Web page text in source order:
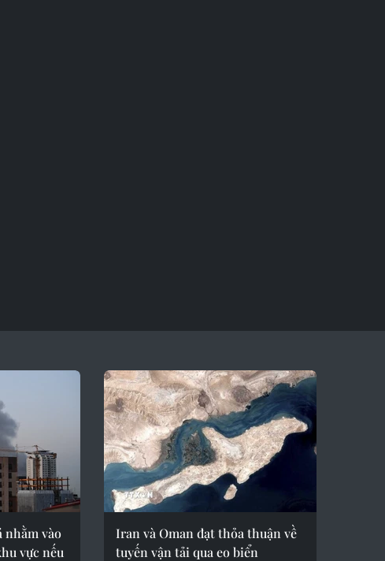
nhằm vào
vực nếu
Iran và Oman đạt thỏa thuận về
tuyến vận tải qua eo biển